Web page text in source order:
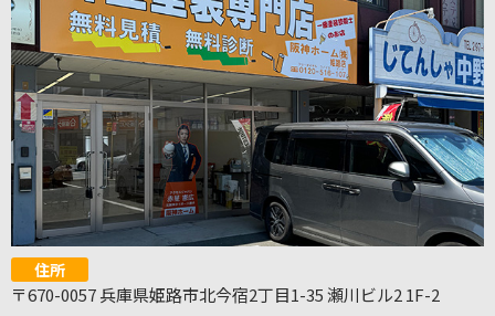
住所
〒670-0057 兵庫県姫路市北今宿2丁目1-35 瀬川ビル2 1F-2